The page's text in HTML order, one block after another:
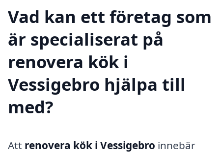
Vad kan ett företag som
är specialiserat på
renovera kök i
Vessigebro hjälpa till
med?
Att renovera kök i Vessigebro innebär